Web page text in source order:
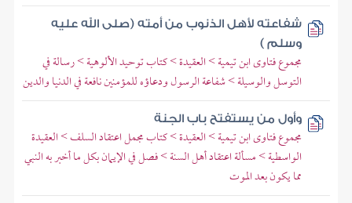
شفاعته لأهل الذنوب من أمته (صلى الله عليه
وسلم )
مجموع فتاوى ابن تيمية > العقيدة > كتاب توحيد الألوهية > رسالة في
التوسل والوسيلة > شفاعة الرسول ودعاؤه للمؤمنين نافعة في الدنيا والدين
وأول من يستفتح باب الجنة
مجموع فتاوى ابن تيمية > العقيدة > كتاب مجمل اعتقاد السلف > العقيدة
الواسطية > مسألة اعتقاد أهل السنة > فصل في الإيمان بكل ما أخبر به النبي
مما يكون بعد الموت